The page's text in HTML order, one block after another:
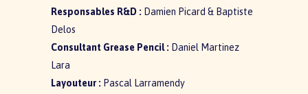
Responsables R&D : Damien Picard & Baptiste
Delos
Consultant Grease Pencil : Daniel Martinez
Lara
Layouteur : Pascal Larramendy